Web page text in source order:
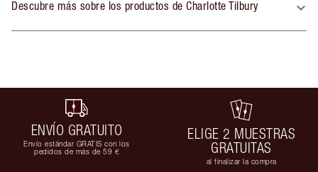
Descubre más sobre los productos de Charlotte Tilbury
ENVÍO GRATUITO
Envío estándar GRATIS con los
pedidos de más de 59 €
ELIGE 2 MUESTRAS
GRATUITAS
al finalizar la compra